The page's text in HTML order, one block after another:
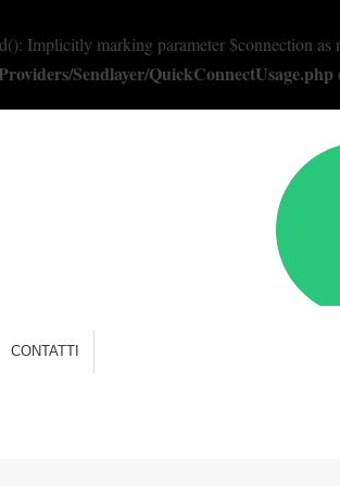
Implicitly marking parameter $connection as
Sendlayer/QuickConnectUsage.php
CONTATTI